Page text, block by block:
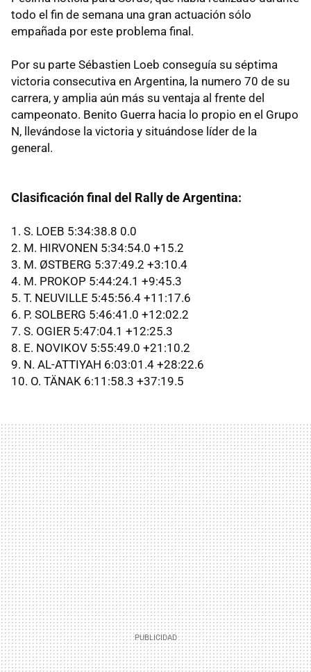
todo el fin de semana una gran actuación sólo
empañada por este problema final.
Por su parte Sébastien Loeb conseguía su séptima
victoria consecutiva en Argentina, la numero 70 de su
carrera, y amplia aún más su ventaja al frente del
campeonato. Benito Guerra hacia lo propio en el Grupo
N, llevándose la victoria y situándose líder de la
general.
Clasificación final del Rally de Argentina:
1. S. LOEB 5:34:38.8 0.0
2. M. HIRVONEN 5:34:54.0 +15.2
3. M. ØSTBERG 5:37:49.2 +3:10.4
4. M. PROKOP 5:44:24.1 +9:45.3
5. T. NEUVILLE 5:45:56.4 +11:17.6
6. P. SOLBERG 5:46:41.0 +12:02.2
7. S. OGIER 5:47:04.1 +12:25.3
8. E. NOVIKOV 5:55:49.0 +21:10.2
9. N. AL-ATTIYAH 6:03:01.4 +28:22.6
10. O. TÄNAK 6:11:58.3 +37:19.5